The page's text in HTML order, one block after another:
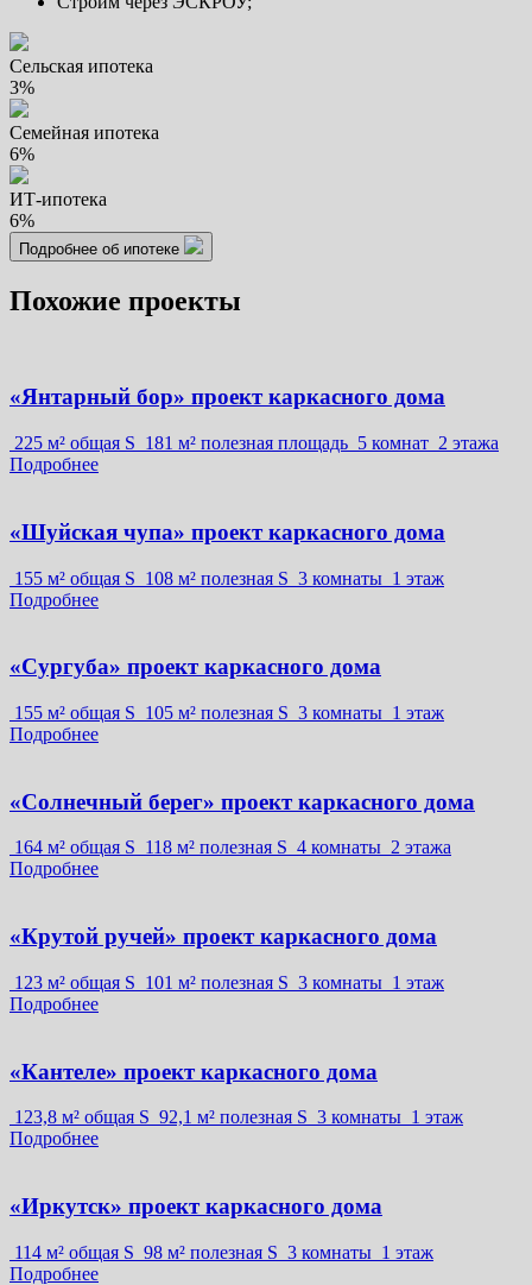
Сельская ипотека
3%
Семейная ипотека
6%
ИТ-ипотека
6%
Подробнее об ипотеке
Похожие проекты
«Янтарный бор» проект каркасного дома
225 м² общая S 181 м² полезная площадь 5 комнат 2 этажа
Подробнее
«Шуйская чупа» проект каркасного дома
155 м² общая S 108 м² полезная S 3 комнаты 1 этаж
Подробнее
«Сургуба» проект каркасного дома
155 м² общая S 105 м² полезная S 3 комнаты 1 этаж
Подробнее
«Солнечный берег» проект каркасного дома
164 м² общая S 118 м² полезная S 4 комнаты 2 этажа
Подробнее
«Крутой ручей» проект каркасного дома
123 м² общая S 101 м² полезная S 3 комнаты 1 этаж
Подробнее
«Кантеле» проект каркасного дома
123,8 м² общая S 92,1 м² полезная S 3 комнаты 1 этаж
Подробнее
«Иркутск» проект каркасного дома
114 м² общая S 98 м² полезная S 3 комнаты 1 этаж
Подробнее